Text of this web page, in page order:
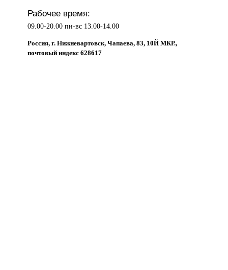
Рабочее время:
09.00-20.00 пн-вс 13.00-14.00
Россия, г. Нижневартовск, Чапаева, 83, 10Й МКР.,
почтовый индекс 628617